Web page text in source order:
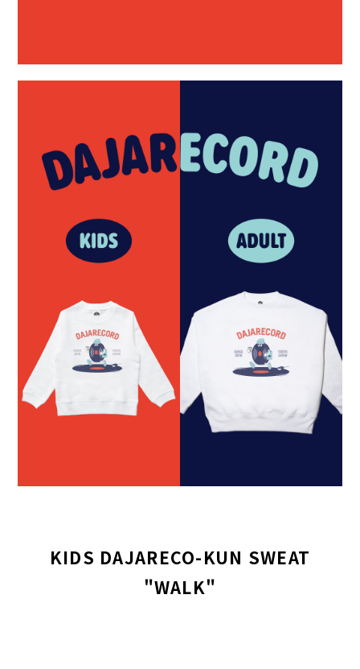
KIDS DAJARECO-KUN SWEAT
"WALK"